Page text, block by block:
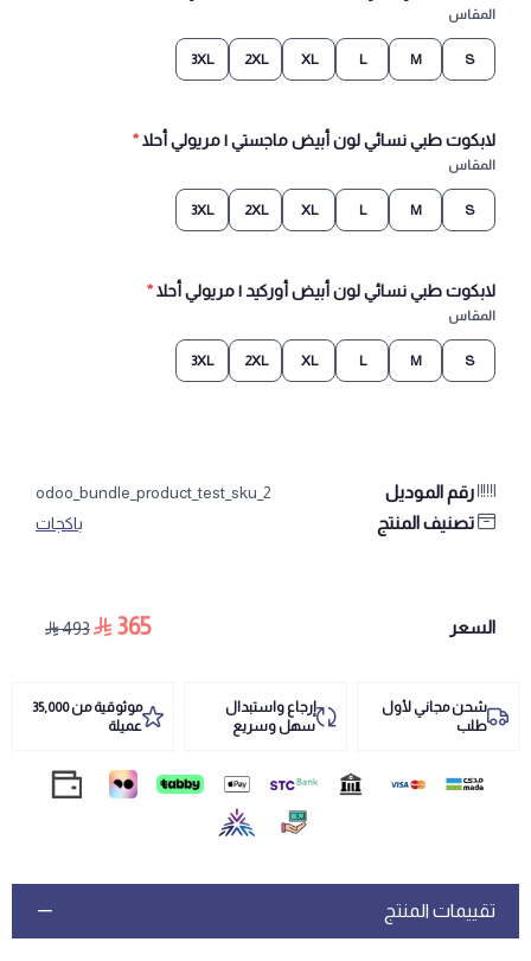
المقاس
S
M
L
XL
2XL
3XL
لابكوت طبي نسائي لون أبيض ماجستي | مريولي أحلا*
المقاس
S
M
L
XL
2XL
3XL
لابكوت طبي نسائي لون أبيض أوركيد | مريولي أحلا*
المقاس
S
M
L
XL
2XL
3XL
رقم الموديل odoo_bundle_product_test_sku_2
تصنيف المنتج باكجات
السعر 365
493
شحن مجاني لأول
طلب
إرجاع واستبدال
سهل وسريع
موثوقية من 35,000
عميلة
تقييمات المنتج